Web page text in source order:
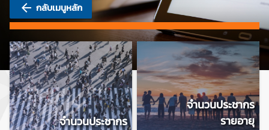
arrow_back กลับเมนูหลัก
จำนวนประชากร
จำนวนประชากร
รายอายุ